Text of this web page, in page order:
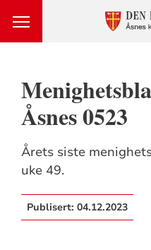
Åsnes 0523
Årets siste
uke 49.
Publisert: 04.12.2023